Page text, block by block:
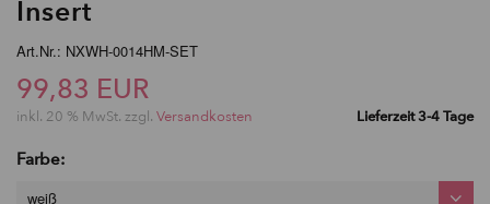
Insert
Art.Nr.: NXWH-0014HM-SET
99,83 EUR
inkl. 20 % MwSt. zzgl. Versandkosten Lieferzeit 3-4 Tage
Farbe:
weiß